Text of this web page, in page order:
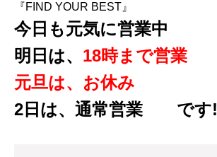
『FIND YOUR BEST』
今日も元気に営業中
明日は、 18時まで営業
元旦は、お休み
2日は、通常営業 です!